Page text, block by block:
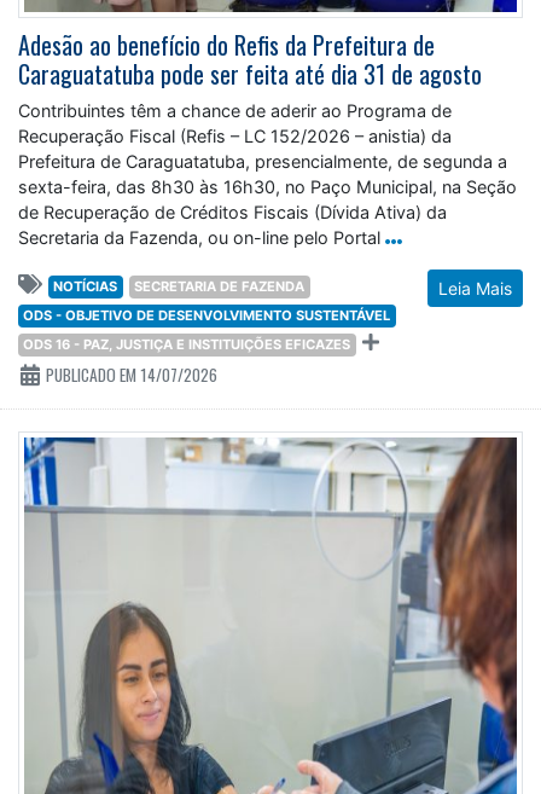
Adesão ao benefício do Refis da Prefeitura de
Caraguatatuba pode ser feita até dia 31 de agosto
Contribuintes têm a chance de aderir ao Programa de
Recuperação Fiscal (Refis – LC 152/2026 – anistia) da
Prefeitura de Caraguatatuba, presencialmente, de segunda a
sexta-feira, das 8h30 às 16h30, no Paço Municipal, na Seção
de Recuperação de Créditos Fiscais (Dívida Ativa) da
Secretaria da Fazenda, ou on-line pelo Portal
Leia Mais
NOTÍCIAS
SECRETARIA DE FAZENDA
ODS - OBJETIVO DE DESENVOLVIMENTO SUSTENTÁVEL
ODS 16 - PAZ, JUSTIÇA E INSTITUIÇÕES EFICAZES
PUBLICADO EM 14/07/2026